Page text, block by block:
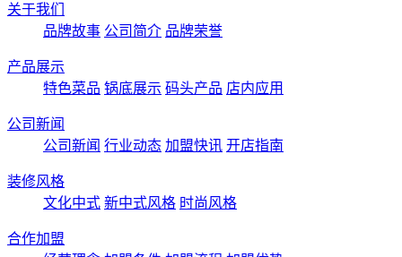
关于我们
品牌故事 公司简介 品牌荣誉
产品展示
特色菜品 锅底展示 码头产品 店内应用
公司新闻
公司新闻 行业动态 加盟快讯 开店指南
装修风格
文化中式 新中式风格 时尚风格
合作加盟